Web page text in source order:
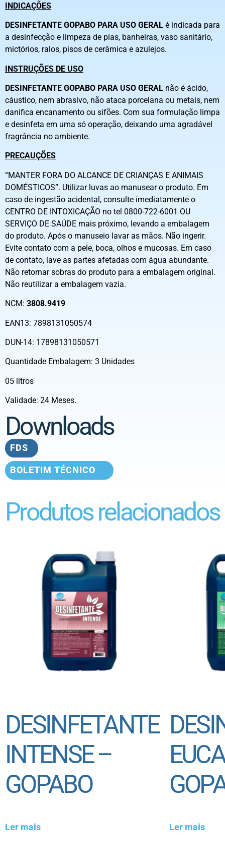
INDICAÇÕES
DESINFETANTE GOPABO PARA USO GERAL é indicada para
a desinfecção e limpeza de pias, banheiras, vaso sanitário,
mictórios, ralos, pisos de cerâmica e azulejos.
INSTRUÇÕES DE USO
DESINFETANTE GOPABO PARA USO GERAL não é ácido,
cáustico, nem abrasivo, não ataca porcelana ou metais, nem
danifica encanamento ou sifões. Com sua formulação limpa
e desinfeta em uma só operação, deixando uma agradável
fragrância no ambiente.
PRECAUÇÕES
“MANTER FORA DO ALCANCE DE CRIANÇAS E ANIMAIS
DOMÉSTICOS”. Utilizar luvas ao manusear o produto. Em
caso de ingestão acidental, consulte imediatamente o
CENTRO DE INTOXICAÇÃO no tel 0800-722-6001 OU
SERVIÇO DE SAÚDE mais próximo, levando a embalagem
do produto. Após o manuseio lavar as mãos. Não ingerir.
Evite contato com a pele, boca, olhos e mucosas. Em caso
de contato, lave as partes afetadas com água abundante.
Não retornar sobras do produto para a embalagem original.
Não reutilizar a embalagem vazia.
NCM: 3808.9419
EAN13: 7898131050574
DUN-14: 17898131050571
Quantidade Embalagem: 3 Unidades
05 litros
Validade: 24 Meses.
Downloads
FDS
BOLETIM TÉCNICO
Produtos relacionados
DESINFETANTE
INTENSE –
GOPABO
Ler mais Ler mais